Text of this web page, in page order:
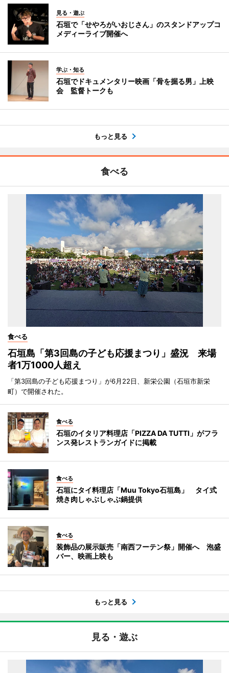
見る・遊ぶ
石垣で「せやろがいおじさん」のスタンドアップコ
メディーライブ開催へ
学ぶ・知る
石垣でドキュメンタリー映画「骨を掘る男」上映
会 監督トークも
もっと見る
食べる
食べる
石垣島「第3回島の子ども応援まつり」盛況 来場
者1万1000人超え
「第3回島の子ども応援まつり」が6月22日、新栄公園（石垣市新栄
町）で開催された。
食べる
石垣のイタリア料理店「PIZZA DA TUTTI」がフラ
ンス発レストランガイドに掲載
食べる
石垣にタイ料理店「Muu Tokyo石垣島」 タイ式
焼き肉しゃぶしゃぶ鍋提供
食べる
装飾品の展示販売「南西フーテン祭」開催へ 泡盛
バー、映画上映も
もっと見る
見る・遊ぶ